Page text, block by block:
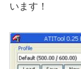
います！